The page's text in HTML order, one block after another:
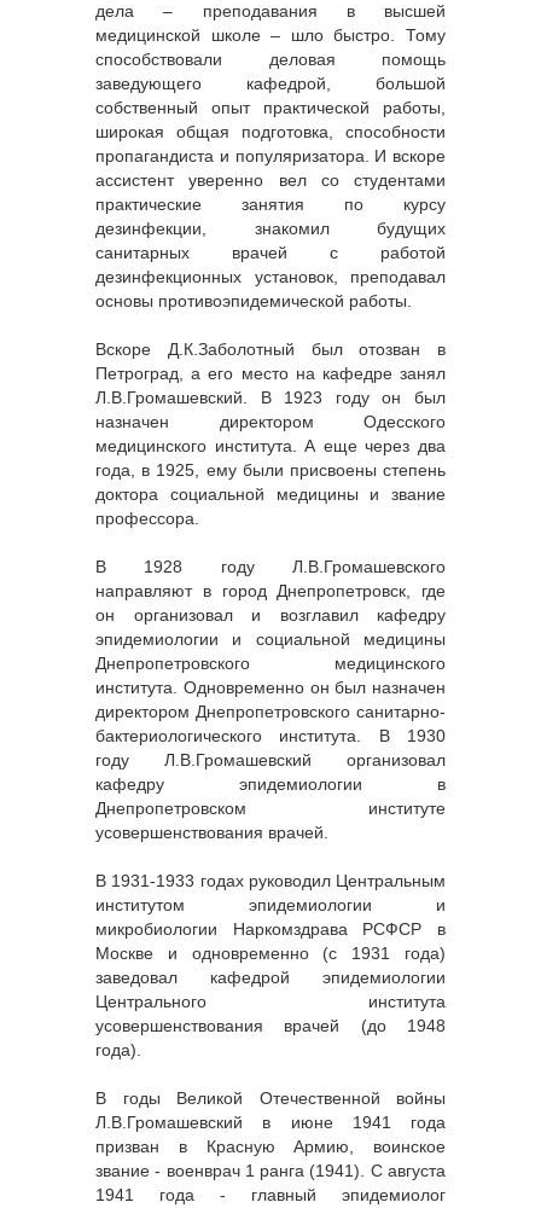
дела – преподавания в высшей
медицинской школе – шло быстро. Тому
способствовали деловая помощь
заведующего кафедрой, большой
собственный опыт практической работы,
широкая общая подготовка, способности
пропагандиста и популяризатора. И вскоре
ассистент уверенно вел со студентами
практические занятия по курсу
дезинфекции, знакомил будущих
санитарных врачей с работой
дезинфекционных установок, преподавал
основы противоэпидемической работы.
Вскоре Д.К.Заболотный был отозван в
Петроград, а его место на кафедре занял
Л.В.Громашевский. В 1923 году он был
назначен директором Одесского
медицинского института. А еще через два
года, в 1925, ему были присвоены степень
доктора социальной медицины и звание
профессора.
В 1928 году Л.В.Громашевского
направляют в город Днепропетровск, где
он организовал и возглавил кафедру
эпидемиологии и социальной медицины
Днепропетровского медицинского
института. Одновременно он был назначен
директором Днепропетровского санитарно-
бактериологического института. В 1930
году Л.В.Громашевский организовал
кафедру эпидемиологии в
Днепропетровском институте
усовершенствования врачей.
В 1931-1933 годах руководил Центральным
институтом эпидемиологии и
микробиологии Наркомздрава РСФСР в
Москве и одновременно (с 1931 года)
заведовал кафедрой эпидемиологии
Центрального института
усовершенствования врачей (до 1948
года).
В годы Великой Отечественной войны
Л.В.Громашевский в июне 1941 года
призван в Красную Армию, воинское
звание - военврач 1 ранга (1941). С августа
1941 года - главный эпидемиолог